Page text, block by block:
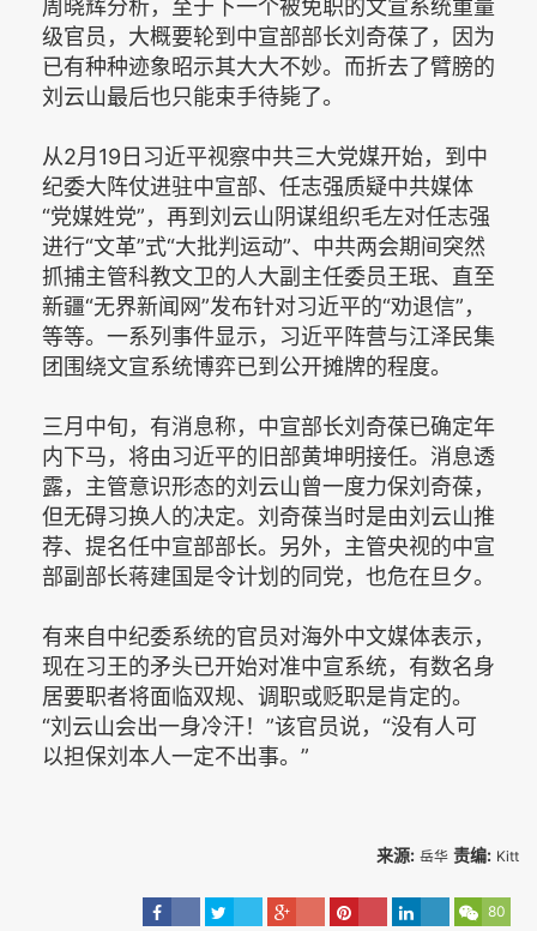
周晓辉分析，至于下一个被免职的文宣系统重量
级官员，大概要轮到中宣部部长刘奇葆了，因为
已有种种迹象昭示其大大不妙。而折去了臂膀的
刘云山最后也只能束手待毙了。
从2月19日习近平视察中共三大党媒开始，到中
纪委大阵仗进驻中宣部、任志强质疑中共媒体
“党媒姓党”，再到刘云山阴谋组织毛左对任志强
进行“文革”式“大批判运动”、中共两会期间突然
抓捕主管科教文卫的人大副主任委员王珉、直至
新疆“无界新闻网”发布针对习近平的“劝退信”，
等等。一系列事件显示，习近平阵营与江泽民集
团围绕文宣系统博弈已到公开摊牌的程度。
三月中旬，有消息称，中宣部长刘奇葆已确定年
内下马，将由习近平的旧部黄坤明接任。消息透
露，主管意识形态的刘云山曾一度力保刘奇葆，
但无碍习换人的决定。刘奇葆当时是由刘云山推
荐、提名任中宣部部长。另外，主管央视的中宣
部副部长蒋建国是令计划的同党，也危在旦夕。
有来自中纪委系统的官员对海外中文媒体表示，
现在习王的矛头已开始对准中宣系统，有数名身
居要职者将面临双规、调职或贬职是肯定的。
“刘云山会出一身冷汗！”该官员说，“没有人可
以担保刘本人一定不出事。”
来源: 岳华 责编: Kitt
80